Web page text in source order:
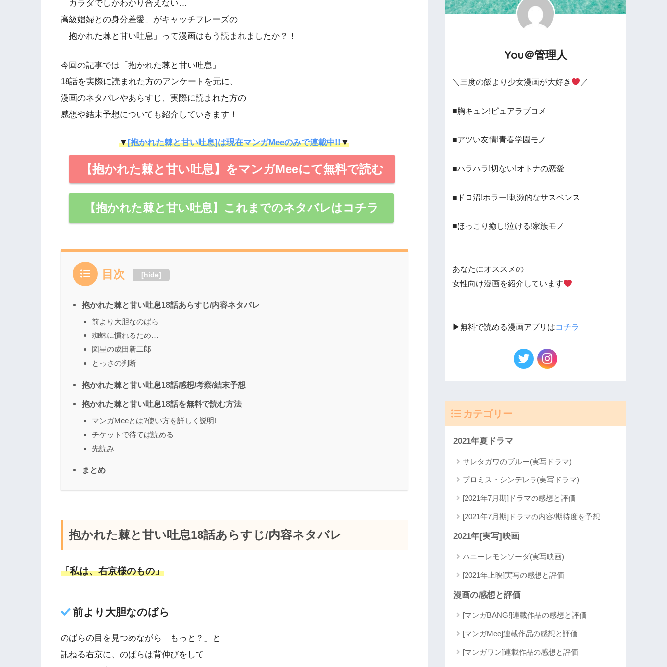
「カラダでしかわかり合えない…
高級娼婦との身分差愛」がキャッチフレーズの
「抱かれた棘と甘い吐息」って漫画はもう読まれましたか？！
今回の記事では「抱かれた棘と甘い吐息」
18話を実際に読まれた方のアンケートを元に、
漫画のネタバレやあらすじ、実際に読まれた方の
感想や結末予想についても紹介していきます！
▼[抱かれた棘と甘い吐息]は現在マンガMeeのみで連載中!!▼
【抱かれた棘と甘い吐息】をマンガMeeにて無料で読む
【抱かれた棘と甘い吐息】これまでのネタバレはコチラ
目次 [hide]
抱かれた棘と甘い吐息18話あらすじ/内容ネタバレ
前より大胆なのばら
蜘蛛に慣れるため…
図星の成田新二郎
とっさの判断
抱かれた棘と甘い吐息18話感想/考察/結末予想
抱かれた棘と甘い吐息18話を無料で読む方法
マンガMeeとは?使い方を詳しく説明!
チケットで待てば読める
先読み
まとめ
抱かれた棘と甘い吐息18話あらすじ/内容ネタバレ
「私は、右京様のもの」
前より大胆なのばら
のばらの目を見つめながら「もっと？」と
訊ねる右京に、のばらは背伸びをして
You＠管理人
＼三度の飯より少女漫画が大好き ／
■胸キュン!ピュアラブコメ
■アツい友情!青春学園モノ
■ハラハラ!切ない!オトナの恋愛
■ドロ沼!ホラー!刺激的なサスペンス
■ほっこり癒し!泣ける!家族モノ
あなたにオススメの
女性向け漫画を紹介しています
▶︎無料で読める漫画アプリはコチラ
カテゴリー
2021年夏ドラマ
サレタガワのブルー(実写ドラマ)
プロミス・シンデレラ(実写ドラマ)
[2021年7月期]ドラマの感想と評価
[2021年7月期]ドラマの内容/期待度を予想
2021年[実写]映画
ハニーレモンソーダ(実写映画)
[2021年上映]実写の感想と評価
漫画の感想と評価
[マンガBANG!]連載作品の感想と評価
[マンガMee]連載作品の感想と評価
[マンガワン]連載作品の感想と評価